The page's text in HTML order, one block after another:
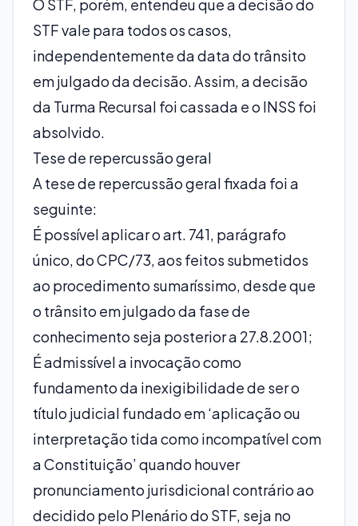
O STF, porém, entendeu que a decisão do
STF vale para todos os casos,
independentemente da data do trânsito
em julgado da decisão. Assim, a decisão
da Turma Recursal foi cassada e o INSS foi
absolvido.
Tese de repercussão geral
A tese de repercussão geral fixada foi a
seguinte:
É possível aplicar o art. 741, parágrafo
único, do CPC/73, aos feitos submetidos
ao procedimento sumaríssimo, desde que
o trânsito em julgado da fase de
conhecimento seja posterior a 27.8.2001;
É admissível a invocação como
fundamento da inexigibilidade de ser o
título judicial fundado em ‘aplicação ou
interpretação tida como incompatível com
a Constituição’ quando houver
pronunciamento jurisdicional contrário ao
decidido pelo Plenário do STF, seja no